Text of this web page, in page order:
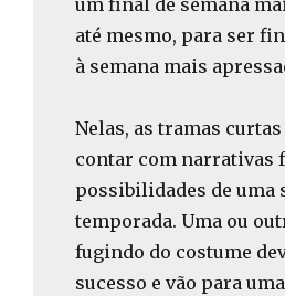
um final de semana
até mesmo, para ser
à semana mais
Nelas, as tramas
contar com narrativas
possibilidades de uma
temporada. Uma ou
fugindo do costume
sucesso e vão para